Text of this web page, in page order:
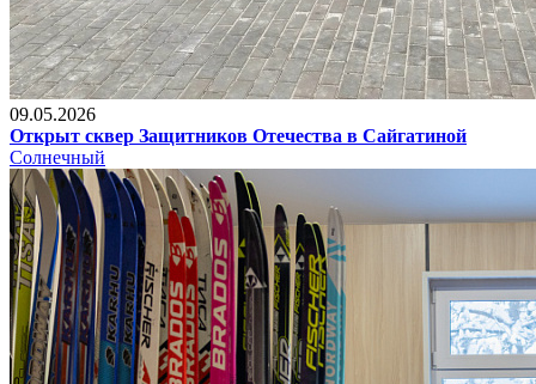
09.05.2026
Открыт сквер Защитников Отечества в Сайгатиной
Солнечный